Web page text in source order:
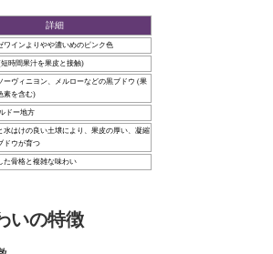
詳細
ワインよりやや濃いめのピンク色
時間果汁を果皮と接触)
ーヴィニヨン、メルローなどの黒ブドウ (果
素を含む)
ドー地方
水はけの良い土壌により、果皮の厚い、凝縮
ドウが育つ
た骨格と複雑な味わい
いの特徴